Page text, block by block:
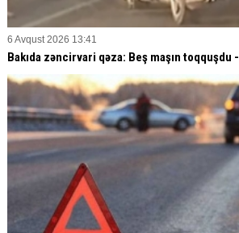
6 Avqust 2026 13:41
Bakıda zəncirvari qəza: Beş maşın toqquşdu -